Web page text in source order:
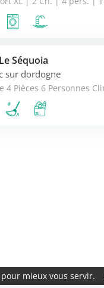
Séquoia
sur dordogne
mieux vous servir.